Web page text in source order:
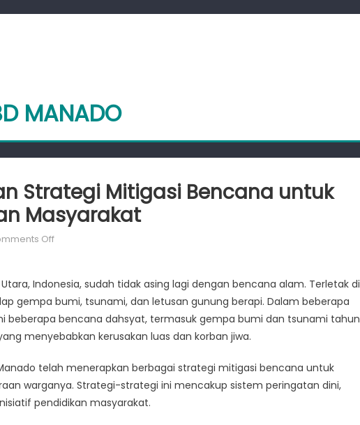
MANADO
Strategi Mitigasi Bencana untuk
Masyarakat
Offon
Strategi
Mitigasi
Bencana
untuk
Keamanan
Masyarakat
Indonesia, sudah tidak asing lagi dengan bencana alam. Terletak di
gempa bumi, tsunami, dan letusan gunung berapi. Dalam beberapa
beberapa bencana dahsyat, termasuk gempa bumi dan tsunami tahun
menyebabkan kerusakan luas dan korban jiwa.
telah menerapkan berbagai strategi mitigasi bencana untuk
warganya. Strategi-strategi ini mencakup sistem peringatan dini,
pendidikan masyarakat.